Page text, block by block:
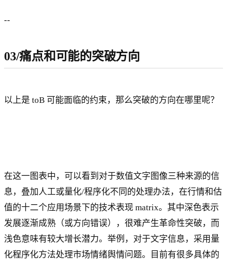
--
03/痛点和可能的突破方向
以上是 toB 可能面临的约束，那么突破的方向在哪里呢？
在这一图表中，可以看到对于数值文字图像三种来源的信
息，叠加人工或量化/程序化不同的处理办法，在行情和估
值的十二个应用场景下的技术表现 matrix。其中深色表示
发展逐渐成熟（或方向错误），很难产生革命性突破，而
浅色意味有较大增长潜力。举例，对于文字信息，采用量
化程序化方法处理市场情绪舆情问题。目前有很多具体的